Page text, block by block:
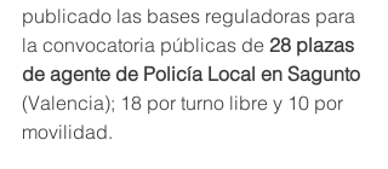
publicado las bases reguladoras para
la convocatoria públicas de 28 plazas
de agente de Policía Local en Sagunto
(Valencia); 18 por turno libre y 10 por
movilidad.